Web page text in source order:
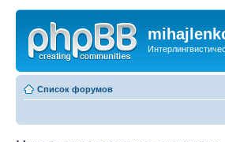
Список форумов